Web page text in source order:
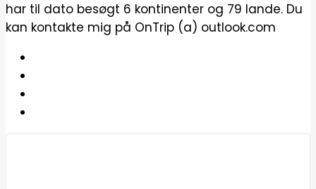
har til dato besøgt 6 kontinenter og 79 lande. Du
kan kontakte mig på OnTrip (a) outlook.com